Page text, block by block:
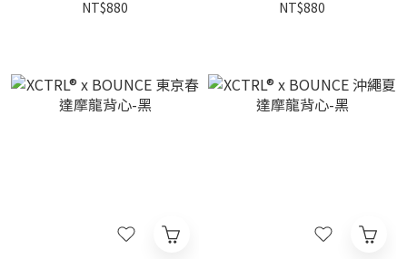
NT$880 NT$880